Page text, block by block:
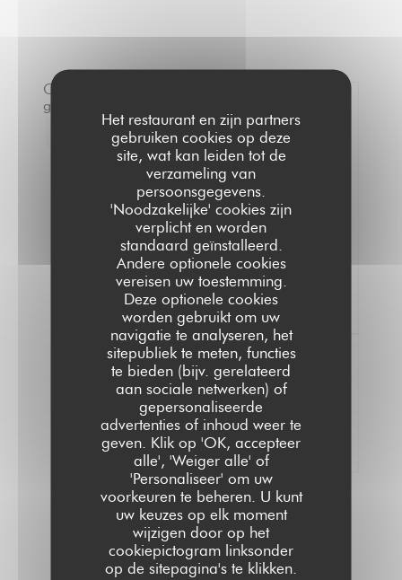
Het restaurant en zijn partners
gebruiken cookies op deze
site, wat kan leiden tot de
verzameling van
persoonsgegevens.
'Noodzakelijke' cookies zijn
verplicht en worden
standaard geïnstalleerd.
Andere optionele cookies
vereisen uw toestemming.
Deze optionele cookies
worden gebruikt om uw
navigatie te analyseren, het
sitepubliek te meten, functies
te bieden (bijv. gerelateerd
aan sociale netwerken) of
gepersonaliseerde
advertenties of inhoud weer te
geven. Klik op 'OK, accepteer
alle', 'Weiger alle' of
'Personaliseer' om uw
voorkeuren te beheren. U kunt
uw keuzes op elk moment
wijzigen door op het
cookiepictogram linksonder
op de sitepagina's te klikken.
Onze
gastbeoordelingen
0 /5
Gemiddelde rating —0 reviews
Atmosfeer
Menu's
Kwaliteit/Prijs
100% gecertificeerde beoordelingen
Onze klanten hebben na hun reservering
een beoordeling gegeven